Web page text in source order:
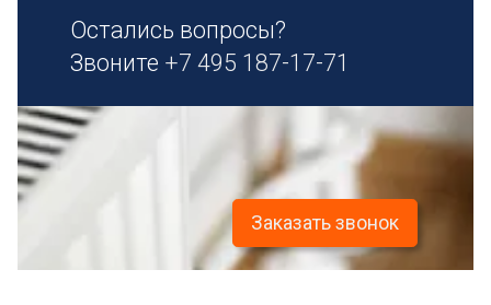
Остались вопросы?
Звоните +7 495 187-17-71
Заказать звонок